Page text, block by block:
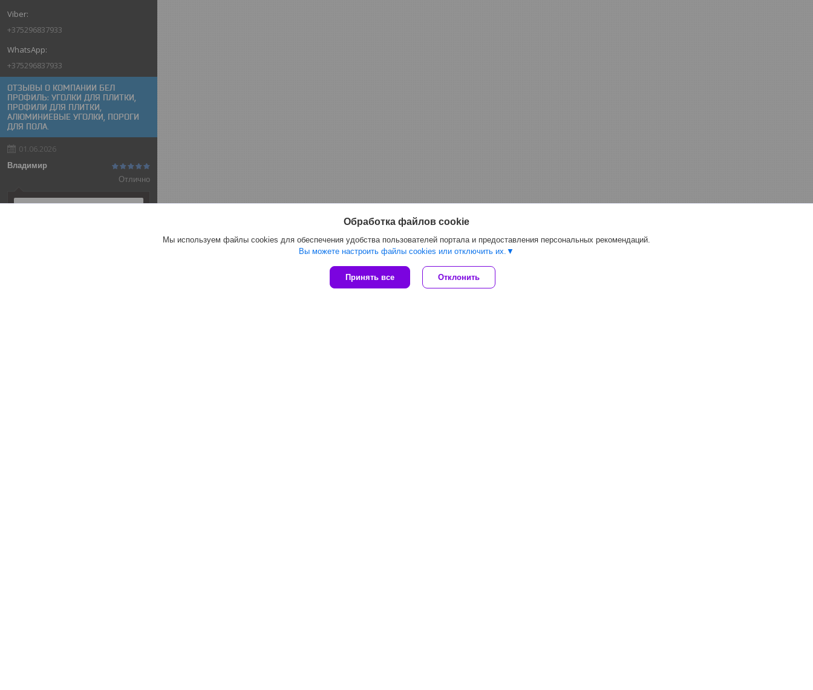
+375296837933
+375296837933
ОТЗЫВЫ О КОМПАНИИ БЕЛ
ПРОФИЛЬ: УГОЛКИ ДЛЯ ПЛИТКИ,
ПРОФИЛИ ДЛЯ ПЛИТКИ,
АЛЮМИНИЕВЫЕ УГОЛКИ, ПОРОГИ
ДЛЯ ПОЛА.
01.06.2026
Владимир
Отлично
Обработка файлов cookie
Мы используем файлы cookies для обеспечения удобства пользователей портала и предоставления персональных рекомендаций.
Вы можете настроить файлы cookies или отключить их.
Принять все Отклонить